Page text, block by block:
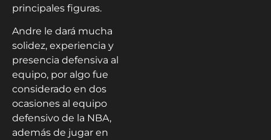
principales figuras.
Andre le dará mucha
solidez, experiencia y
presencia defensiva al
equipo, por algo fue
considerado en dos
ocasiones al equipo
defensivo de la NBA,
además de jugar en